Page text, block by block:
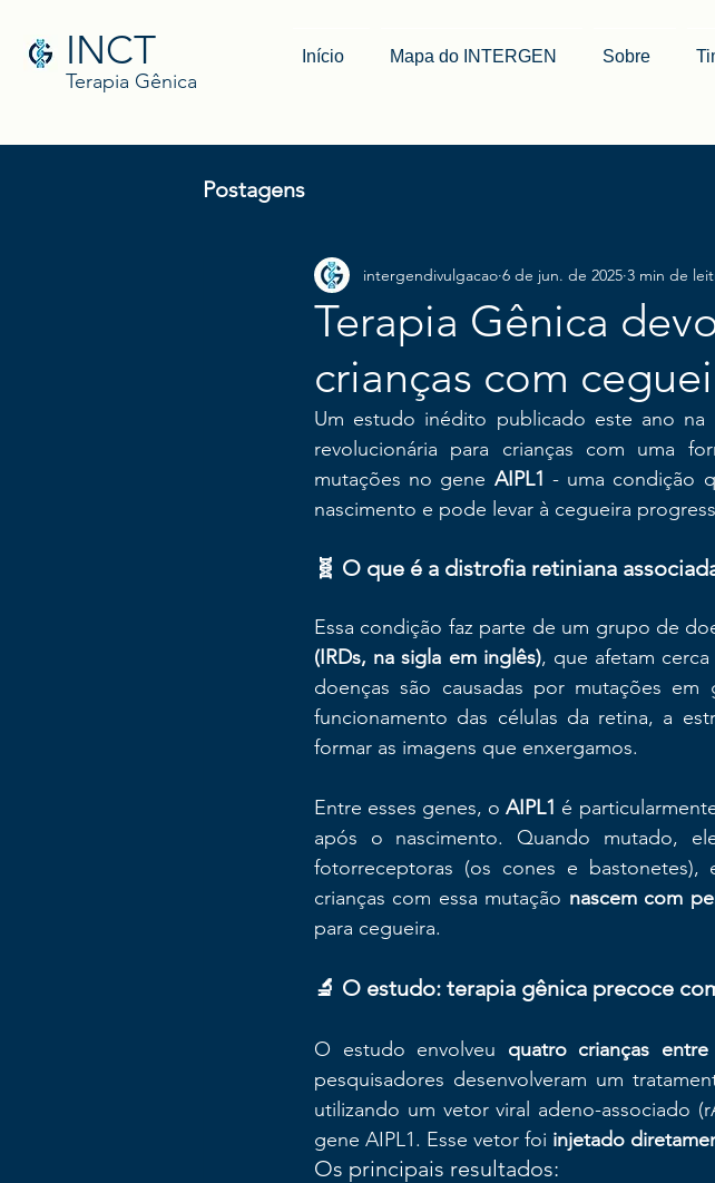
INCT
Terapia Gênica
Início Mapa do INTERGEN Sobre
Postagens
Terapia Gênica
crianças com
intergendivulgacao 6 de jun. de 2025 3 min de
Um estudo inédito publicado este ano na
revolucionária para crianças com uma
mutações no gene AIPL1 - uma condição
nascimento e pode levar à cegueira
🧬 O que é a distrofia retiniana
Essa condição faz parte de um grupo de
(IRDs, na sigla em inglês), que afetam
doenças são causadas por mutações
funcionamento das células da retina, a
formar as imagens que enxergamos.
Entre esses genes, o AIPL1 é
após o nascimento. Quando mutado,
fotorreceptoras (os cones e bastonetes),
crianças com essa mutação nascem com
para cegueira.
🔬 O estudo: terapia gênica precoce
O estudo envolveu quatro crianças
pesquisadores desenvolveram um
utilizando um vetor viral adeno-associado
gene AIPL1. Esse vetor foi injetado
Os principais resultados: